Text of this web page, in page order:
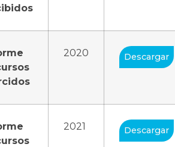
2020 Descargar
2021 Descargar